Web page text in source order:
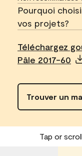
Pourquoi
vos projets?
Téléchargez
Pâle 2017-60
Trouver un
Tap or